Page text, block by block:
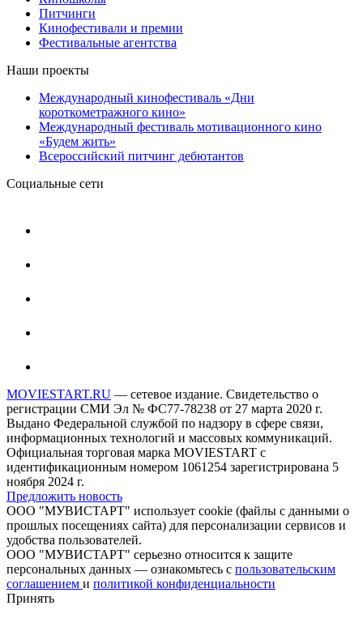
Питчинги
Кинофестивали и премии
Фестивальные агентства
Наши проекты
Международный кинофестиваль «Дни
короткометражного кино»
Международный фестиваль мотивационного кино
«Будем жить»
Всероссийский питчинг дебютантов
Социальные сети
MOVIESTART.RU — сетевое издание. Свидетельство о
регистрации СМИ Эл № ФС77-78238 от 27 марта 2020 г.
Выдано Федеральной службой по надзору в сфере связи,
информационных технологий и массовых коммуникаций.
Официальная торговая марка MOVIESTART с
идентификационным номером 1061254 зарегистрирована 5
ноября 2024 г.
Предложить новость
ООО "МУВИСТАРТ" использует cookie (файлы с данными о
прошлых посещениях сайта) для персонализации сервисов и
удобства пользователей.
ООО "МУВИСТАРТ" серьезно относится к защите
персональных данных — ознакомьтесь с пользовательским
соглашением и политикой конфиденциальности
Принять